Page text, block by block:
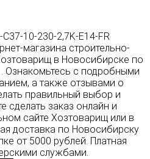
10-230-2,7K-E14-FR
магазина строительно-
в Новосибирске по
Ознакомьтесь с подробными
а также отзывами о
правильный выбор и
сделать заказ онлайн и
сайте Хозтоварищ или в
доставка по Новосибирску
от 5000 рублей. Платная
службами.